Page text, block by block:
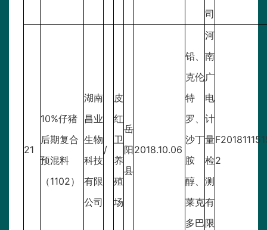
司
21
10%仔猪
后期复合
预混料
（1102）
湖南
昌业
生物
科技
有限
公司
/
皮
红
卫
养
殖
场
岳
阳
县
2018.10.06
铅、
克伦
特
罗、
沙丁
胺
醇、
莱克
多巴
河
南
广
电
计
量
检
测
有
限
2